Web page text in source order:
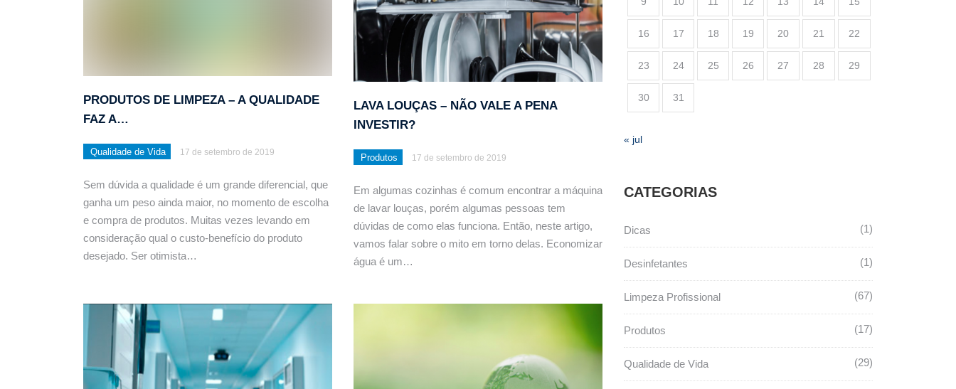
PRODUTOS DE LIMPEZA – A QUALIDADE
FAZ A…
Qualidade de Vida 17 de setembro de 2019
Sem dúvida a qualidade é um grande diferencial, que
ganha um peso ainda maior, no momento de escolha
e compra de produtos. Muitas vezes levando em
consideração qual o custo-benefício do produto
desejado. Ser otimista…
LAVA LOUÇAS – NÃO VALE A PENA
INVESTIR?
Produtos 17 de setembro de 2019
Em algumas cozinhas é comum encontrar a máquina
de lavar louças, porém algumas pessoas tem
dúvidas de como elas funciona. Então, neste artigo,
vamos falar sobre o mito em torno delas. Economizar
água é um…
16 17 18 19 20 21 22
23 24 25 26 27 28 29
30 31
« jul
CATEGORIAS
Dicas 1
Desinfetantes 1
Limpeza Profissional 67
Produtos 17
Qualidade de Vida 29